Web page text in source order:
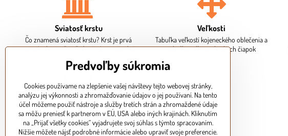
Sviatosť krstu
Čo znamená sviatosť krstu? Krst je prvá
sviatosť, v ktorej Pán Boh očisťuje našu dušu
Veľkosti
Tabuľka veľkostí kojeneckého oblečenia a
tabuľka veľkostí detských čiapok
Kontakt
Sídlo firmy, fakturačné údaje. Osobný odber
je potrebné dohodnúť vopred telefonicky.
Predvoľby súkromia
Cookies používame na zlepšenie vašej návštevy tejto webovej stránky,
analýzu jej výkonnosti a zhromažďovanie údajov o jej používaní. Na tento
účel môžeme použiť nástroje a služby tretích strán a zhromaždené údaje
sa môžu preniesť k partnerom v EÚ, USA alebo iných krajinách. Kliknutím
na „Prijať všetky cookies“ vyjadrujete svoj súhlas s týmto spracovaním.
Nižšie môžete nájsť podrobné informácie alebo upraviť svoje preferencie.